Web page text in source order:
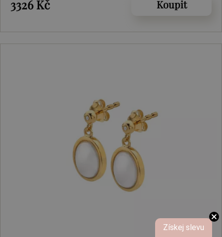
3326 Kč
Koupit
Získej slevu